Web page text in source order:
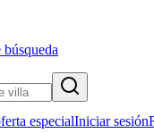
búsqueda
especialIniciar sesión